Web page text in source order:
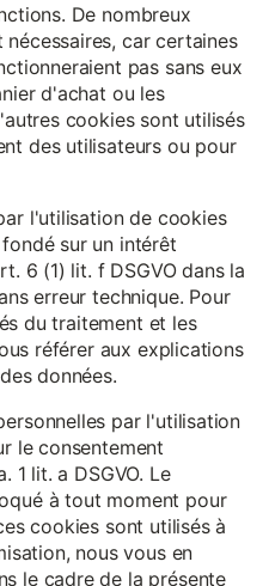
De nombreux
car certaines
pas sans eux
d'achat ou les
cookies sont utilisés
des utilisateurs ou pour
l'utilisation de cookies
sur un intérêt
6 (1) lit. f DSGVO dans la
erreur technique. Pour
du traitement et les
référer aux explications
données.
par l'utilisation
le consentement
1 lit. a DSGVO. Le
à tout moment pour
cookies sont utilisés à
nous vous en
le cadre de la présente